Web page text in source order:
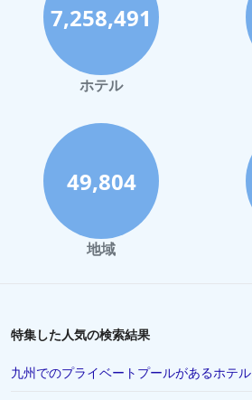
函館市でのホテル
ハワイイでのホテル
鎌倉市でのホテル
弘前市でのホテル
葉山町でのホテル
館山市でのホテル
福山市でのホテル
大津市でのホテル
7,258,491
ホテル
49,804
地域
特集した人気の検索結果
九州でのプライベートプールがあるホテル